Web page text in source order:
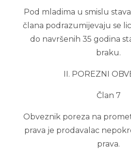
Pod mladima u smislu stava
člana podrazumijevaju se
do navršenih 35 godina
braku.
II. POREZNI
Član 7
Obveznik poreza na
prava je prodavalac
prava.